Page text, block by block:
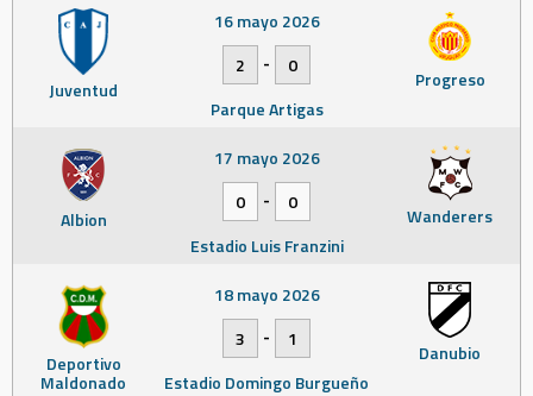
Juventud Progreso
16 mayo 2026
2
-
0
Parque Artigas
Albion Wanderers
17 mayo 2026
0
-
0
Estadio Luis Franzini
Deportivo
Maldonado
Danubio
18 mayo 2026
3
-
1
Estadio Domingo Burgueño